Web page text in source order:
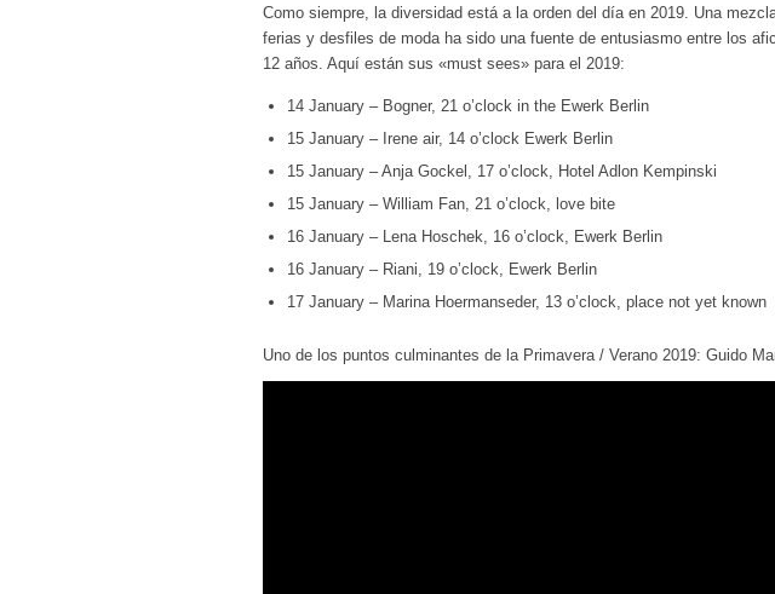
Como siempre, la diversidad está a la orden del día en 2019. Una
ferias y desfiles de moda ha sido una fuente de entusiasmo entre los
12 años. Aquí están sus «must sees» para el 2019:
14 January – Bogner, 21 o’clock in the Ewerk Berlin
15 January – Irene air, 14 o’clock Ewerk Berlin
15 January – Anja Gockel, 17 o’clock, Hotel Adlon Kempinski
15 January – William Fan, 21 o’clock, love bite
16 January – Lena Hoschek, 16 o’clock, Ewerk Berlin
16 January – Riani, 19 o’clock, Ewerk Berlin
17 January – Marina Hoermanseder, 13 o’clock, place not yet known
Uno de los puntos culminantes de la Primavera / Verano 2019: Guido